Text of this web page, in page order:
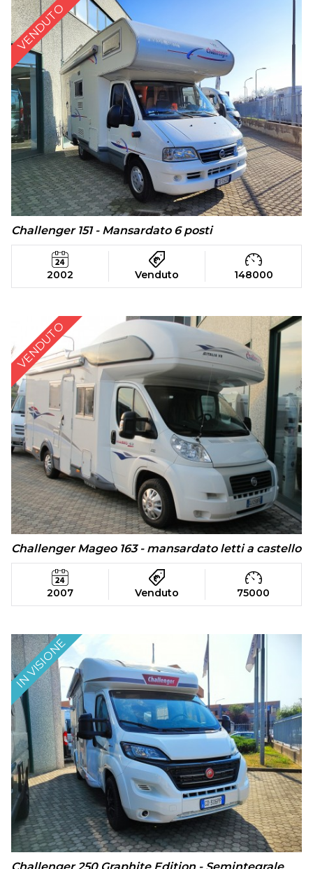
VENDUTO
Challenger 151 - Mansardato 6 posti
2002 Venduto 148000
VENDUTO
Challenger Mageo 163 - mansardato letti a castello
2007 Venduto 75000
IN VISIONE